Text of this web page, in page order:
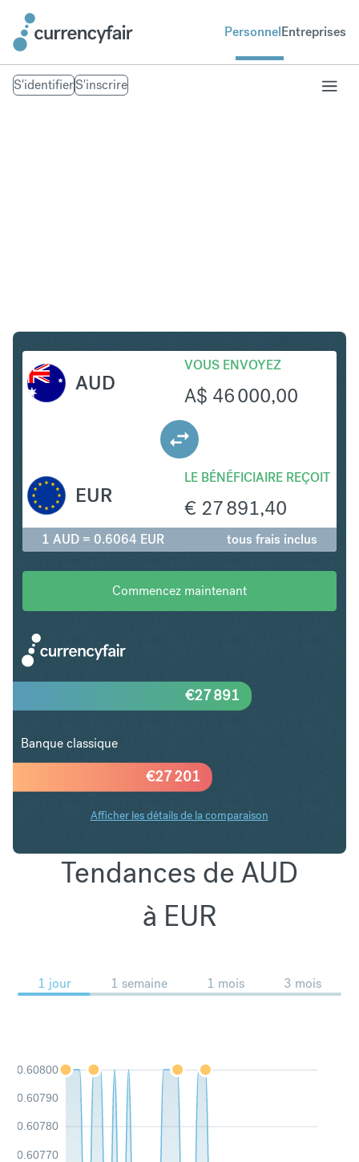
PersonnelEntreprises
S'identifierS'inscrire
AUD
VOUS ENVOYEZ
A$ 46 000,00
LE BÉNÉFICIAIRE REÇOIT
€ 27 891,40
EUR
1 AUD = 0.6064 EUR tous frais inclus
Commencez maintenant
€27 201
€27 891
Banque classique
Afficher les détails de la comparaison
Tendances de AUD
à EUR
1 jour 1 semaine 1 mois 3 mois
0.60770
0.60780
0.60790
0.60800